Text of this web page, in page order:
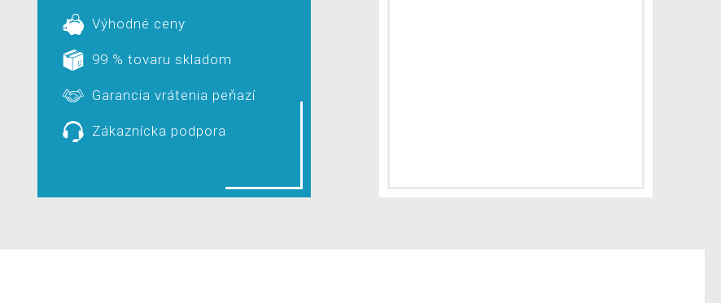
Výhodné ceny
99 % tovaru skladom
Garancia vrátenia peňazí
Zákaznícka podpora